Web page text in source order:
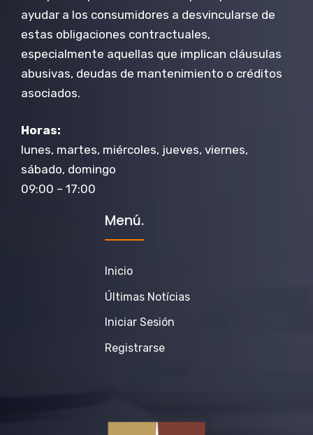
ayudar a los consumidores a desvincularse de
estas obligaciones contractuales,
especialmente aquellas que implican cláusulas
abusivas, deudas de mantenimiento o créditos
asociados.
Horas:
lunes, martes, miércoles, jueves, viernes,
sábado, domingo
09:00 – 17:00
Menú.
Inicio
Últimas Notícias
Iniciar Sesión
Registrarse